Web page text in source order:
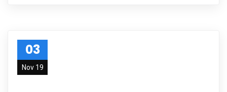
03
Nov 19